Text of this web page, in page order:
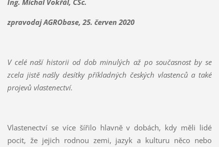
Ing. Michal Vokřál, CSc.
zpravodaj AGRObase, 25. červen 2020
V celé naší historii od dob minulých až po současnost by se
zcela jistě našly desítky příkladných českých vlastenců a také
projevů vlastenectví.
Vlastenectví se více šířilo hlavně v dobách, kdy měli lidé
pocit, že jejich rodnou zemi, jazyk a kulturu něco nebo